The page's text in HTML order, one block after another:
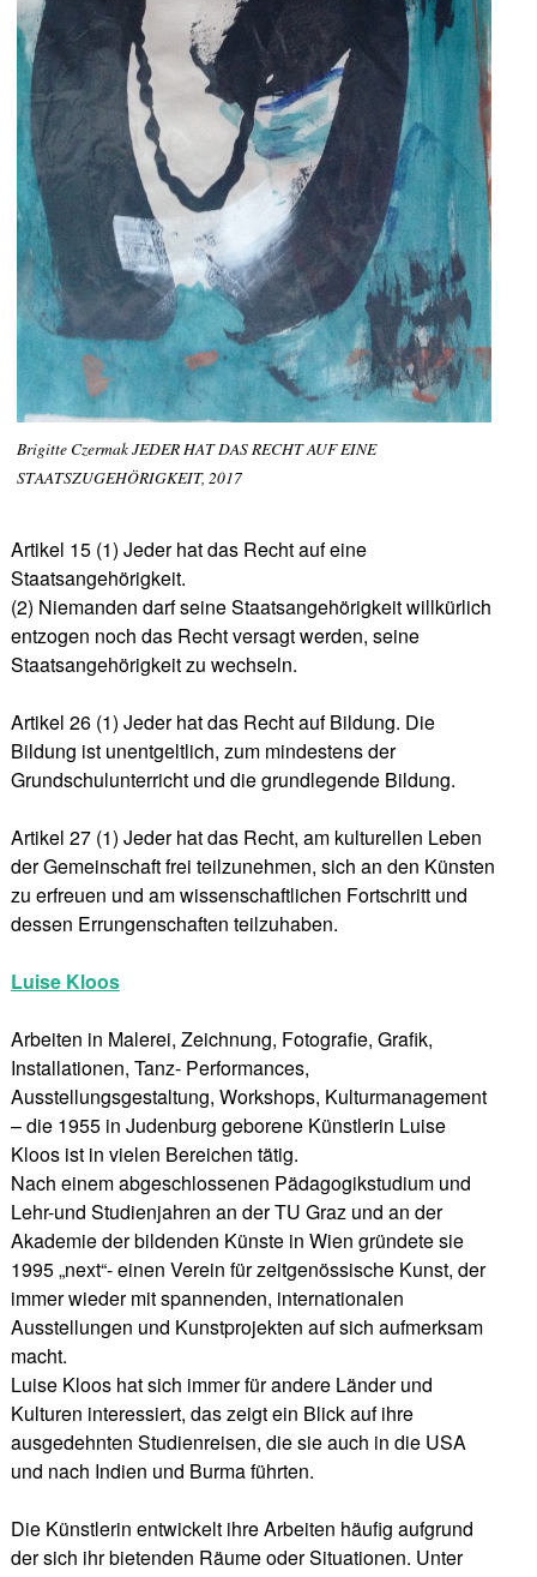
Brigitte Czermak JEDER HAT DAS RECHT AUF EINE
STAATSZUGEHÖRIGKEIT, 2017
Artikel 15 (1) Jeder hat das Recht auf eine
Staatsangehörigkeit.
(2) Niemanden darf seine Staatsangehörigkeit willkürlich
entzogen noch das Recht versagt werden, seine
Staatsangehörigkeit zu wechseln.
Artikel 26 (1) Jeder hat das Recht auf Bildung. Die
Bildung ist unentgeltlich, zum mindestens der
Grundschulunterricht und die grundlegende Bildung.
Artikel 27 (1) Jeder hat das Recht, am kulturellen Leben
der Gemeinschaft frei teilzunehmen, sich an den Künsten
zu erfreuen und am wissenschaftlichen Fortschritt und
dessen Errungenschaften teilzuhaben.
Luise Kloos
Arbeiten in Malerei, Zeichnung, Fotografie, Grafik,
Installationen, Tanz- Performances,
Ausstellungsgestaltung, Workshops, Kulturmanagement
– die 1955 in Judenburg geborene Künstlerin Luise
Kloos ist in vielen Bereichen tätig.
Nach einem abgeschlossenen Pädagogikstudium und
Lehr-und Studienjahren an der TU Graz und an der
Akademie der bildenden Künste in Wien gründete sie
1995 „next“- einen Verein für zeitgenössische Kunst, der
immer wieder mit spannenden, internationalen
Ausstellungen und Kunstprojekten auf sich aufmerksam
macht.
Luise Kloos hat sich immer für andere Länder und
Kulturen interessiert, das zeigt ein Blick auf ihre
ausgedehnten Studienreisen, die sie auch in die USA
und nach Indien und Burma führten.
Die Künstlerin entwickelt ihre Arbeiten häufig aufgrund
der sich ihr bietenden Räume oder Situationen. Unter